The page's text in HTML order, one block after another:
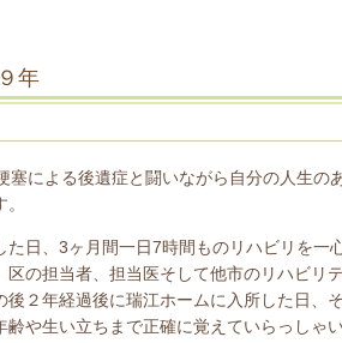
年
塞による後遺症と闘いながら自分の人生の
日、 3ヶ月間一日7時間ものリハビリを一
区の担当者、担当医そして他市のリハビリ
後２年経過後に瑞江ホームに入所した日、
齢や生い立ちまで正確に覚えていらっしゃ